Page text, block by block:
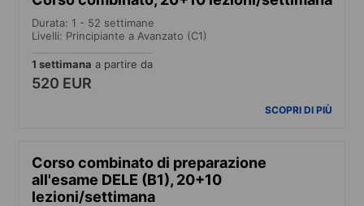
Durata: 1 - 52 settimane
Livelli: Principiante a Avanzato (C1)
1 settimana a partire da
520 EUR
SCOPRI DI PIÙ
Corso combinato di preparazione
all'esame DELE (B1), 20+10
lezioni/settimana